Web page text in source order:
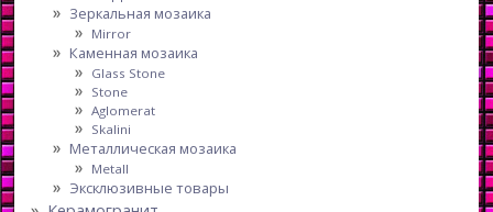
Зеркальная мозаика
Mirror
Каменная мозаика
Glass Stone
Stone
Aglomerat
Skalini
Металлическая мозаика
Metall
Эксклюзивные товары